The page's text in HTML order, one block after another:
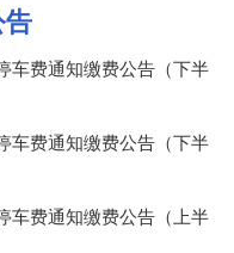
车费通知缴费公告（下半
车费通知缴费公告（下半
车费通知缴费公告（上半